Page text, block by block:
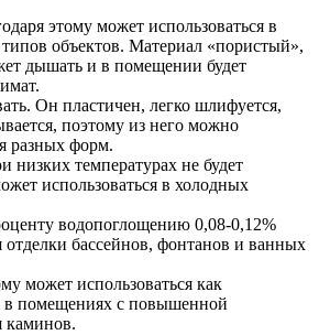
этому может использоваться в
объектов. Материал «пористый»,
дышать и в помещении будет
Он пластичен, легко шлифуется,
поэтому из него можно
разных форм.
низких температурах не будет
использоваться в холодных
водопоглощению 0,08-0,12%
отделки бассейнов, фонтанов и ванных
может использоваться как
в помещениях с повышенной
каминов.